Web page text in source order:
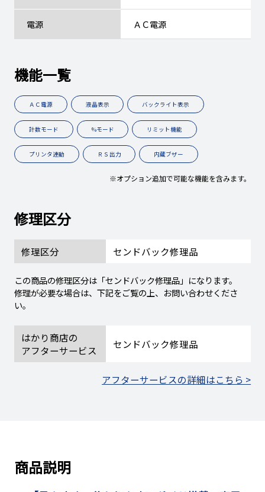
電源 ＡＣ電源
機能一覧
ＡＣ電源 液晶表示 バックライト表示
計数モード %モード リミット機能
プリンタ連動 ＲＳ出力 内蔵ブザー
※オプション追加で可能な機能を含みます。
修理区分
修理区分 センドバック修理品
この商品の修理区分は「センドバック修理品」になります。
修理が必要な場合は、下記をご覧の上、お問い合わせくださ
い。
はかり商店の
アフターサービス
センドバック修理品
アフターサービスの詳細はこちら >
商品説明